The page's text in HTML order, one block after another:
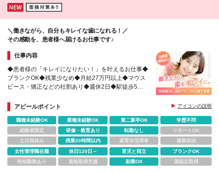
＼働きながら、自分もキレイな歯になれる！／
その感動を、患者様へ届けるお仕事です♪
仕事内容
◆患者様の「キレイになりたい！」を叶えるお仕事◆
ブランクOK◆残業少なめ◆月給27万円以上◆マウス
ピース・矯正などの社割あり◆週休2日◆駅徒歩5分
で募集中！
アピールポイント アイコンの説明
職種未経験OK 業種未経験OK 第二新卒OK
学歴不問
経験者限定
研修・教育あり 転勤なし
リモートOK
土日祝休み
残業20時間以内 産育休活用有
服装自由
女性管理職在籍
休日120日～ 育児と両立
ブランクOK
時短勤務あり
資格取得支援 副業OK 国認定取得